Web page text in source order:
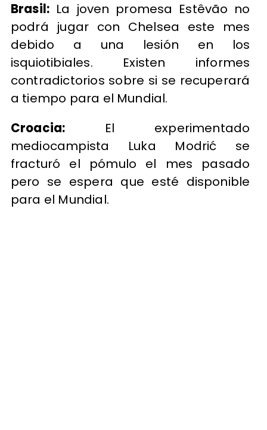
Brasil: La joven promesa Estêvão no
podrá jugar con Chelsea este mes
debido a una lesión en los
isquiotibiales. Existen informes
contradictorios sobre si se recuperará
a tiempo para el Mundial.
Croacia: El experimentado
mediocampista Luka Modrić se
fracturó el pómulo el mes pasado
pero se espera que esté disponible
para el Mundial.